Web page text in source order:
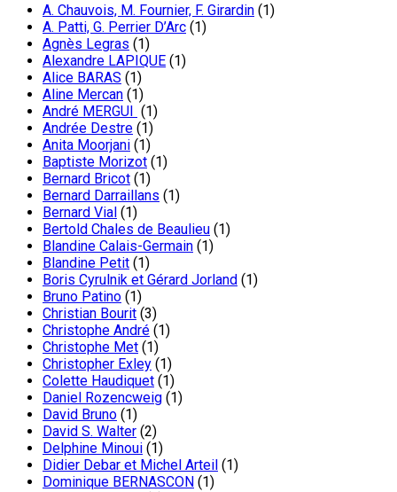
A. Chauvois, M. Fournier, F. Girardin (1)
A. Patti, G. Perrier D’Arc (1)
Agnès Legras (1)
Alexandre LAPIQUE (1)
Alice BARAS (1)
Aline Mercan (1)
André MERGUI (1)
Andrée Destre (1)
Anita Moorjani (1)
Baptiste Morizot (1)
Bernard Bricot (1)
Bernard Darraillans (1)
Bernard Vial (1)
Bertold Chales de Beaulieu (1)
Blandine Calais-Germain (1)
Blandine Petit (1)
Boris Cyrulnik et Gérard Jorland (1)
Bruno Patino (1)
Christian Bourit (3)
Christophe André (1)
Christophe Met (1)
Christopher Exley (1)
Colette Haudiquet (1)
Daniel Rozencweig (1)
David Bruno (1)
David S. Walter (2)
Delphine Minoui (1)
Didier Debar et Michel Arteil (1)
Dominique BERNASCON (1)